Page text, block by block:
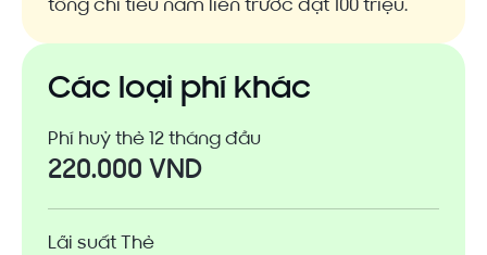
tổng chi tiêu năm liền trước đạt 100 triệu.
Các loại phí khác
Phí huỷ thẻ 12 tháng đầu
220.000 VND
Lãi suất Thẻ